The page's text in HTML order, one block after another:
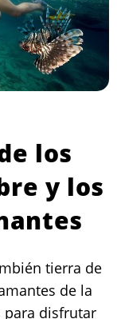
los
y los
tierra de
de la
para disfrutar